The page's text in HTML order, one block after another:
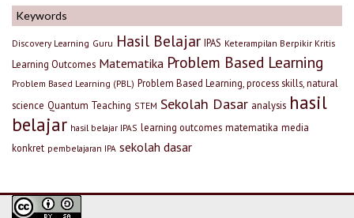
Keywords
Discovery Learning Guru Hasil Belajar IPAS Keterampilan Berpikir Kritis
Learning Outcomes Matematika Problem Based Learning
Problem Based Learning (PBL) Problem Based Learning, process skills, natural
science Quantum Teaching STEM Sekolah Dasar analysis hasil
belajar hasil belajar IPAS learning outcomes matematika media
konkret pembelajaran IPA sekolah dasar